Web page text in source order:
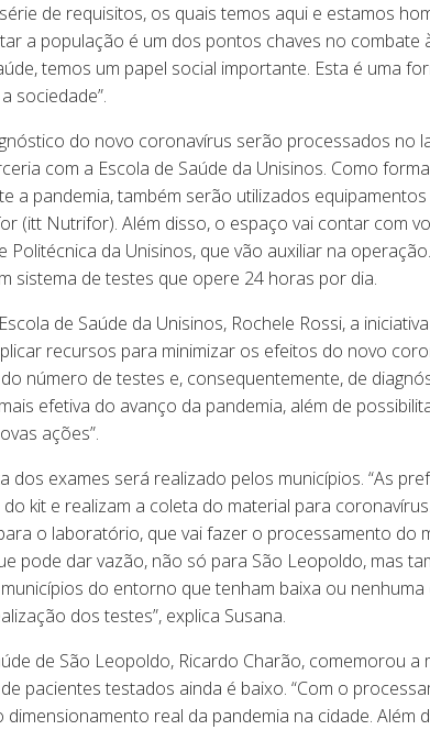
de requisitos, os quais temos aqui e estamos
a população é um dos pontos chaves no combate
temos um papel social importante. Esta é uma
sociedade”.
do novo coronavírus serão processados no
com a Escola de Saúde da Unisinos. Como
a pandemia, também serão utilizados
(itt Nutrifor). Além disso, o espaço vai contar com
Politécnica da Unisinos, que vão auxiliar na
sistema de testes que opere 24 horas por dia.
de Saúde da Unisinos, Rochele Rossi, a
recursos para minimizar os efeitos do novo
número de testes e, consequentemente, de
efetiva do avanço da pandemia, além de
ações”.
dos exames será realizado pelos municípios. “As
kit e realizam a coleta do material para
o laboratório, que vai fazer o processamento do
pode dar vazão, não só para São Leopoldo, mas
do entorno que tenham baixa ou nenhuma
dos testes”, explica Susana.
de São Leopoldo, Ricardo Charão, comemorou a
pacientes testados ainda é baixo. “Com o
real da pandemia na cidade. Além